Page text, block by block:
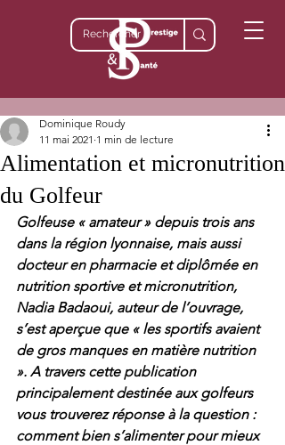
Alimentation et micronutrition
du Golfeur
Dominique Roudy
11 mai 2021 1 min de lecture
Golfeuse « amateur » depuis trois ans
dans la région lyonnaise, mais aussi
docteur en pharmacie et diplômée en
nutrition sportive et micronutrition,
Nadia Badaoui, auteur de l’ouvrage,
s’est aperçue que « les sportifs avaient
de gros manques en matière nutrition
». A travers cette publication
principalement destinée aux golfeurs
vous trouverez réponse à la question :
comment bien s’alimenter pour mieux